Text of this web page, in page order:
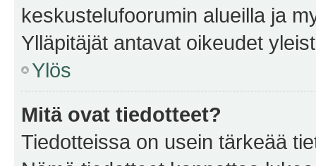
keskustelufoorumin alueilla ja
Ylläpitäjät antavat oikeudet
Ylös
Mitä ovat tiedotteet?
Tiedotteissa on usein tärkeää